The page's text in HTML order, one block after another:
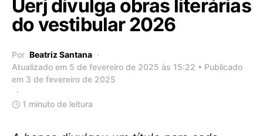
Uerj divulga obras literárias
do vestibular 2026
Por Beatriz Santana
Atualizado em 5 de fevereiro de 2025 às 15:22 • Publicado
em 3 de fevereiro de 2025
1 minuto de leitura